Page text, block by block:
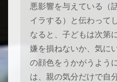
悪影響を与えている（
イラする）と伝わって
なると、子どもは次第
嫌を損ねないか、気に
の顔色をうかがうよう
は、親の気分だけで自